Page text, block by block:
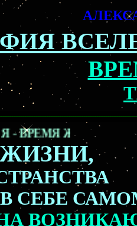
- ВРЕМЯ ЖИЗНИ,
СЕБЕ